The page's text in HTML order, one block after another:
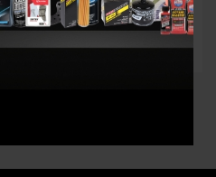
$132.000